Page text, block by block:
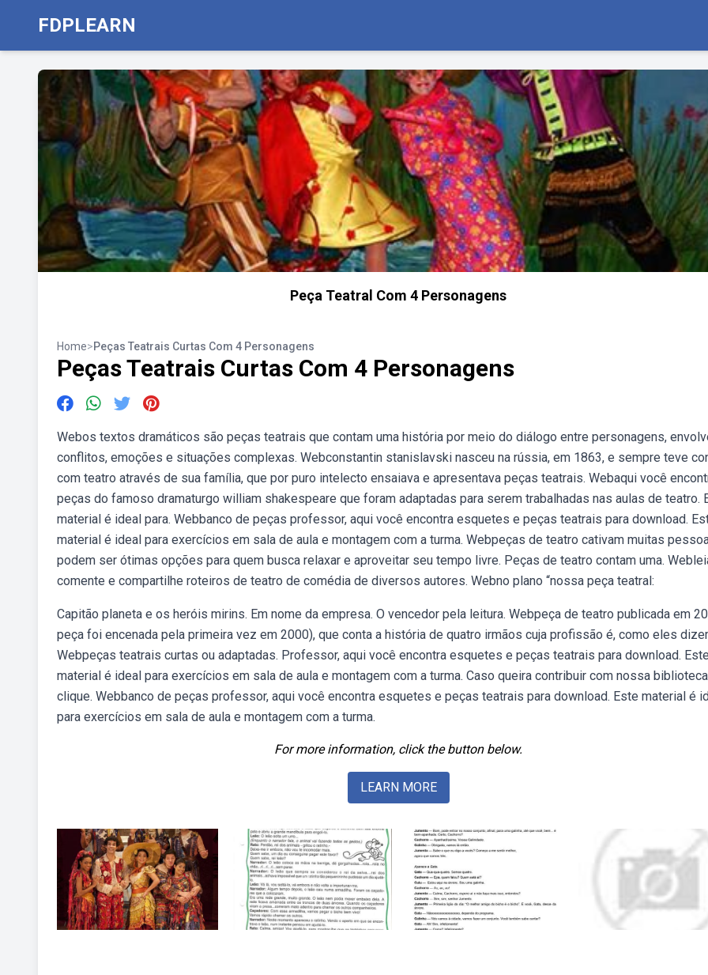
FDPLEARN
Peça Teatral Com 4 Personagens
Home>Peças Teatrais Curtas Com 4 Personagens
Peças Teatrais Curtas Com 4 Personagens
Webos textos dramáticos são peças teatrais que contam uma história por meio do diálogo entre personagens,
conflitos, emoções e situações complexas. Webconstantin stanislavski nasceu na rússia, em 1863, e sempre teve
com teatro através de sua família, que por puro intelecto ensaiava e apresentava peças teatrais. Webaqui você
peças do famoso dramaturgo william shakespeare que foram adaptadas para serem trabalhadas nas aulas de teatro.
material é ideal para. Webbanco de peças professor, aqui você encontra esquetes e peças teatrais para download.
material é ideal para exercícios em sala de aula e montagem com a turma. Webpeças de teatro cativam muitas
podem ser ótimas opções para quem busca relaxar e aproveitar seu tempo livre. Peças de teatro contam uma.
comente e compartilhe roteiros de teatro de comédia de diversos autores. Webno plano “nossa peça teatral:
Capitão planeta e os heróis mirins. Em nome da empresa. O vencedor pela leitura. Webpeça de teatro publicada em
peça foi encenada pela primeira vez em 2000), que conta a história de quatro irmãos cuja profissão é, como eles
Webpeças teatrais curtas ou adaptadas. Professor, aqui você encontra esquetes e peças teatrais para download. Este
material é ideal para exercícios em sala de aula e montagem com a turma. Caso queira contribuir com nossa biblioteca
clique. Webbanco de peças professor, aqui você encontra esquetes e peças teatrais para download. Este material é
para exercícios em sala de aula e montagem com a turma.
For more information, click the button below.
LEARN MORE